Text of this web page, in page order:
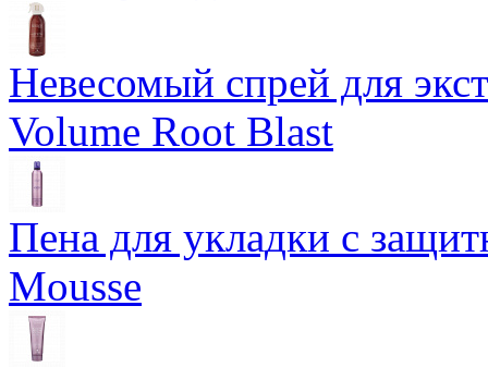
Невесомый спрей для
Volume Root Blast
Пена для укладки с
Mousse